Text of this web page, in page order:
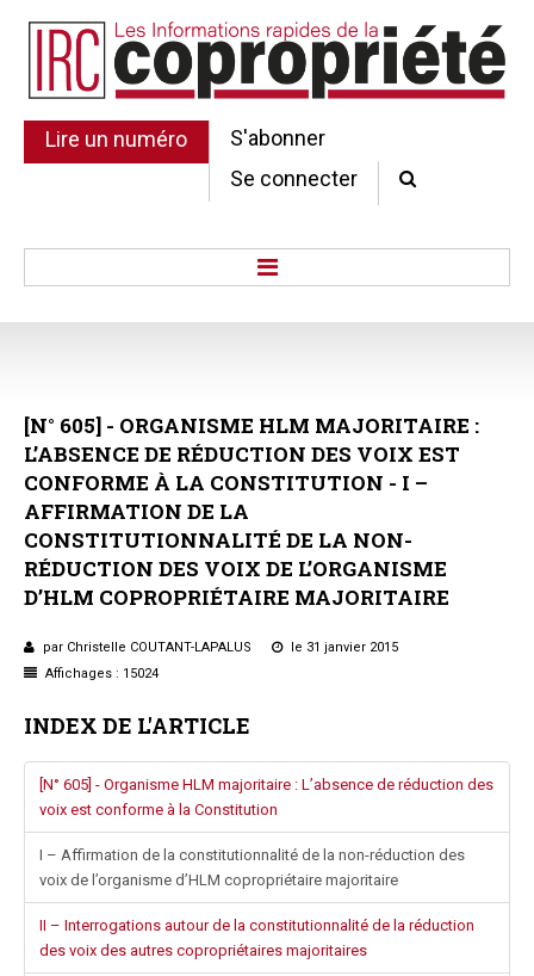
Lire un numéro
S'abonner
Se connecter
Au Parlement
Gestion et maintenance
Pratique de la copro.
Jurisprudence
Questions/réponses
Études juridiques
Formez-vous !
[N° 605] - ORGANISME HLM MAJORITAIRE :
L’ABSENCE DE RÉDUCTION DES VOIX EST
CONFORME À LA CONSTITUTION - I –
AFFIRMATION DE LA
CONSTITUTIONNALITÉ DE LA NON-
RÉDUCTION DES VOIX DE L’ORGANISME
D’HLM COPROPRIÉTAIRE MAJORITAIRE
par Christelle COUTANT-LAPALUS
le 31 janvier 2015
Affichages : 15024
INDEX DE L'ARTICLE
[N° 605] - Organisme HLM majoritaire : L’absence de réduction des
voix est conforme à la Constitution
I – Affirmation de la constitutionnalité de la non-réduction des
voix de l’organisme d’HLM copropriétaire majoritaire
II – Interrogations autour de la constitutionnalité de la réduction
des voix des autres copropriétaires majoritaires